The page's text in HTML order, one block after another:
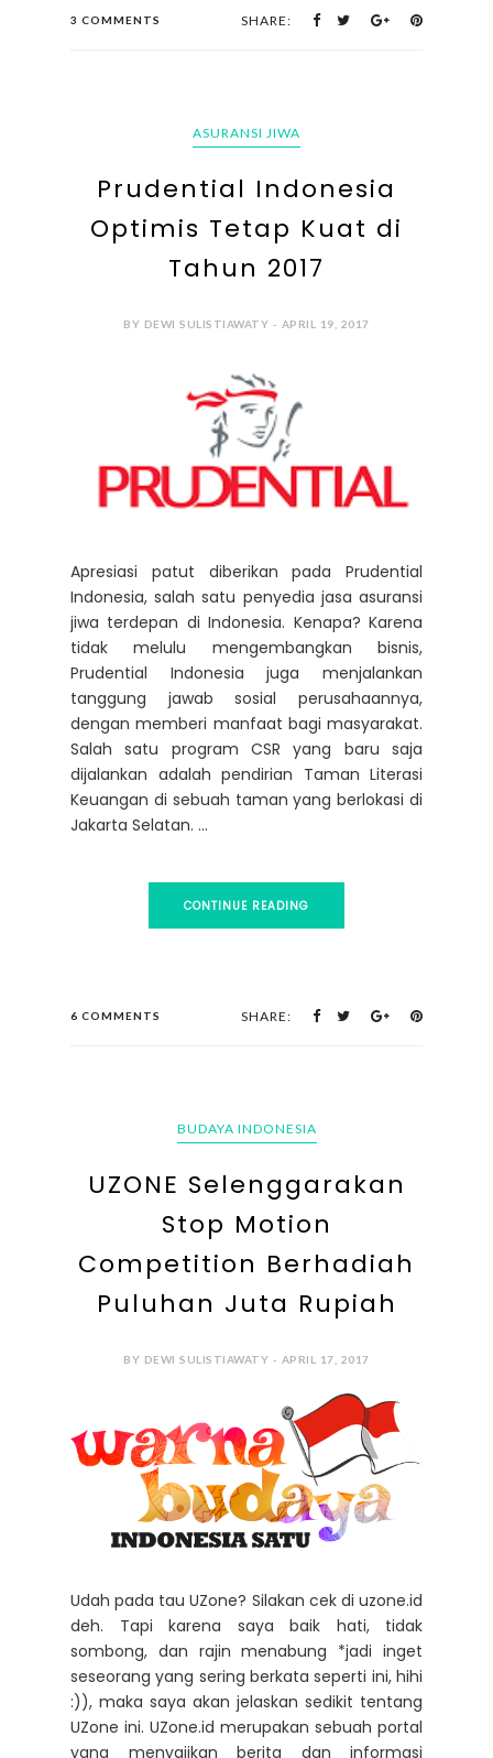
3 COMMENTS SHARE:
ASURANSI JIWA
Prudential Indonesia
Optimis Tetap Kuat di
Tahun 2017
BY DEWI SULISTIAWATY - APRIL 19, 2017
Apresiasi patut diberikan pada Prudential
Indonesia, salah satu penyedia jasa asuransi
jiwa terdepan di Indonesia. Kenapa? Karena
tidak melulu mengembangkan bisnis,
Prudential Indonesia juga menjalankan
tanggung jawab sosial perusahaannya,
dengan memberi manfaat bagi masyarakat.
Salah satu program CSR yang baru saja
dijalankan adalah pendirian Taman Literasi
Keuangan di sebuah taman yang berlokasi di
Jakarta Selatan. ...
CONTINUE READING
6 COMMENTS SHARE:
BUDAYA INDONESIA
UZONE Selenggarakan
Stop Motion
Competition Berhadiah
Puluhan Juta Rupiah
BY DEWI SULISTIAWATY - APRIL 17, 2017
Udah pada tau UZone? Silakan cek di uzone.id
deh. Tapi karena saya baik hati, tidak
sombong, dan rajin menabung *jadi inget
seseorang yang sering berkata seperti ini, hihi
:)), maka saya akan jelaskan sedikit tentang
UZone ini. UZone.id merupakan sebuah portal
yang menyajikan berita dan informasi